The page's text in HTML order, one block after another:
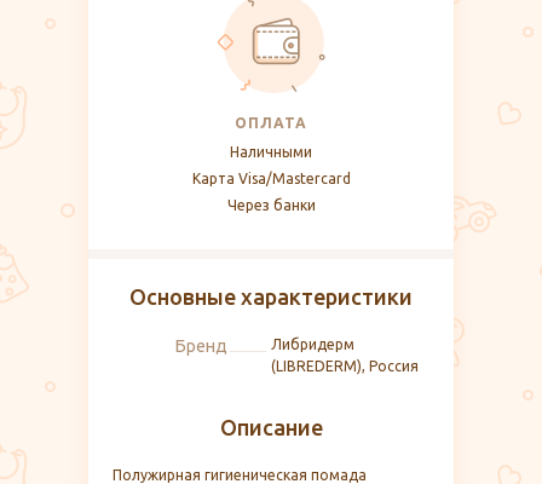
ОПЛАТА
Наличными
Карта Visa/Mastercard
Через банки
Описание
Полужирная гигиеническая помада
Основные характеристики
Бренд
Либридерм
(LIBREDERM), Россия